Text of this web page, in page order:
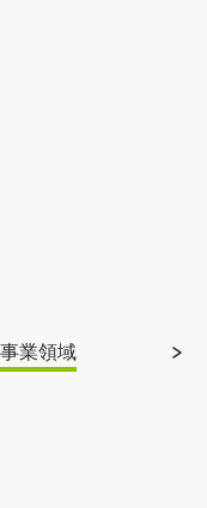
事業領域